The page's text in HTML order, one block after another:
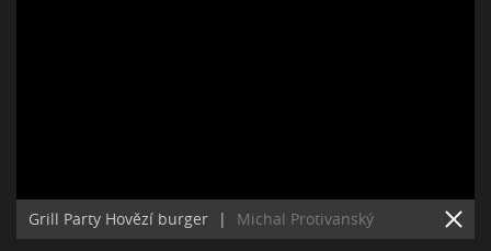
Grill Party Hovězí burger | Michal Protivanský